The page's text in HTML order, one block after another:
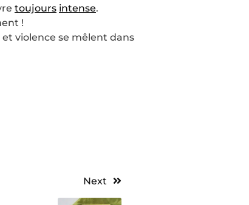
toujours intense.
!
violence se mêlent dans
Next